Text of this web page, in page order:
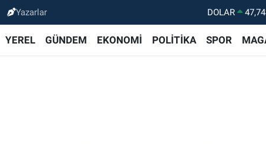
Yazarlar DOLAR
EURO
YEREL GÜNDEM EKONOMİ POLİTİKA SPOR